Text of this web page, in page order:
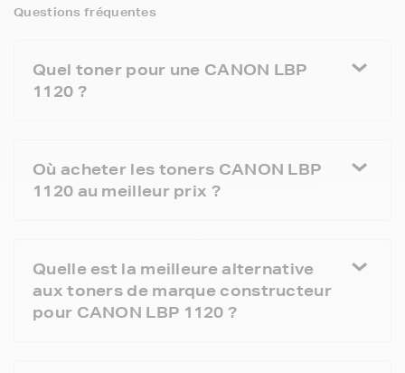
Questions fréquentes
Quel toner pour une CANON LBP
1120 ?
Où acheter les toners CANON LBP
1120 au meilleur prix ?
Quelle est la meilleure alternative
aux toners de marque constructeur
pour CANON LBP 1120 ?